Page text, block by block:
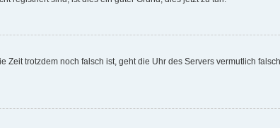
trotzdem noch falsch ist, geht die Uhr des Servers vermutlich